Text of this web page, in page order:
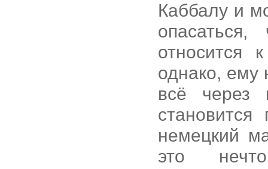
Каббалу и
относится
однако, ему
всё через
немецкий
это